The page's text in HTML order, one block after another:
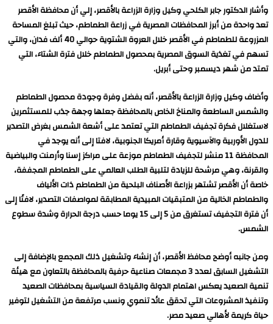
وأشار الدكتور جابر الكلحي وكيل وزارة الزراعة بالأقصر، إلي أن محافظة الأقصر
تعد واحدة من أبرز المحافظات المصرية في زراعة الطماطم، حيث تبلغ المساحة
المزروعة للطماطم في الأقصر خلال العروة الشتوية حوالي 40 ألف فدان، والتي
تسهم في تغذية السوق المصرية بمحصول الطماطم خلال فترة الشتاء، التي
تمتد من شهر ديسمبر وحتى أبريل.
وأضاف وكيل وزارة الزراعة بالأقصر، أنه بفضل وفرة وجودة محصول الطماطم
والشمس الساطعة والمناخ الخاص بالمحافظة جعلها وجهة جذب للمستثمرين
لاستغلال فكرة تجفيف الطماطم التي تعتمد على أشعة الشمس بغرض التصدير
للدول الأوربية والآسيوية وقارة أمريكا الجنوبية، لافتا إلى أنه يوجد في
المحافظة 11 منشر لتجفيف الطماطم موزعة على مراكز إسنا وأرمنت والبياضية
والقرنة، وهي مرشحة للزيادة لتلبية الطلب العالمي على الطماطم المجففة،
خاصة أن الأقصر تشتهر بزراعة الأصناف البلحية من الطماطم ذات الألياف
والطماطم الخالية من المتبقيات المبيدية المطابقة لمواصفات التصدير، لافتًا إلى
أن فترة التجفيف تستغرق من 5 إلى 15 يوما حسب درجة الحرارة وشدة سطوع
الشمس.
ومن جانبه أوضح محافظ الأقصر، أن إنشاء وتشغيل ذلك المجمع بالإضافة إلى
التشغيل السابق لعدد 3 مجمعات صناعية حرفية بالمحافظة بالتعاون مع هيئة
تنمية الصعيد يعكس اهتمام الدولة والقيادة السياسية بمحافظات الصعيد
وتنفيذ المشروعات التي تحقق عائد تنموي ونسب مرتفعة من التشغيل لتوفير
حياة كريمة لأهالي صعيد مصر.